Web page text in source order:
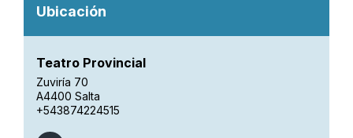
Ubicación
Teatro Provincial
Zuviría 70
A4400 Salta
+543874224515